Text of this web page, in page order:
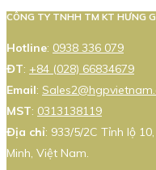
CÔNG TY TNHH TM KT HƯNG
Hotline: 0938 336 079
ĐT: +84 (028) 66834679
Email:
MST: 0313138119
Địa chỉ: 933/5/2C Tỉnh lộ
Minh, Việt Nam.